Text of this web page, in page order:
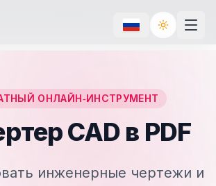
Toggle
ОНЛАЙН‑ИНСТРУМЕНТ
CAD в PDF
инженерные чертежи и